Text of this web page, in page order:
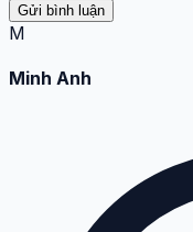
Gửi bình luận
M
Minh Anh